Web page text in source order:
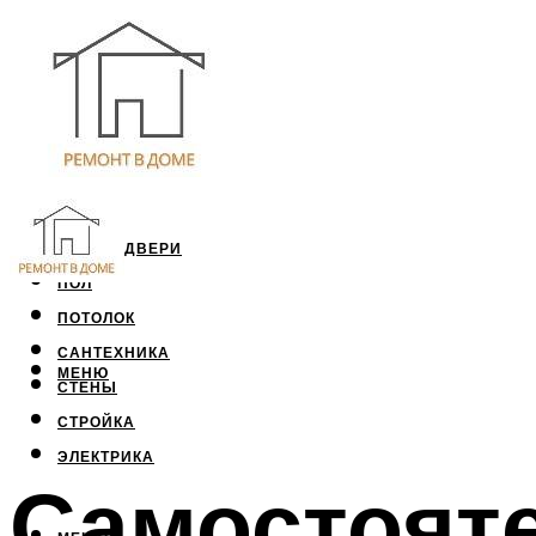
ОКНА И ДВЕРИ
ПОЛ
ПОТОЛОК
САНТЕХНИКА
СТЕНЫ
СТРОЙКА
ЭЛЕКТРИКА
МЕНЮ